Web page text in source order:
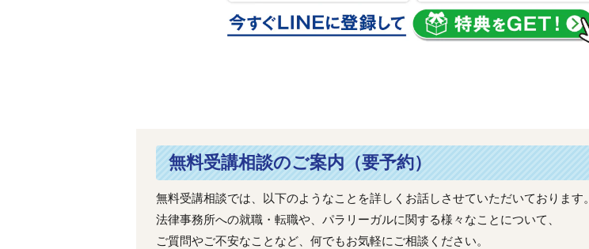
無料受講相談のご案内（要予約）
無料受講相談では、以下のようなことを詳しくお話しさせていただいております。
法律事務所への就職・転職や、パラリーガルに関する様々なことについて、
ご質問やご不安なことなど、何でもお気軽にご相談ください。